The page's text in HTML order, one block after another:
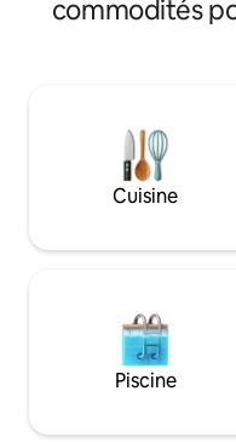
du Pêcheur située au
accessible. À 4 km du
différents commerces,
service, boulangerie,
marché IGA, etc...
possible emplacement
commodités
Cuisine
Piscine